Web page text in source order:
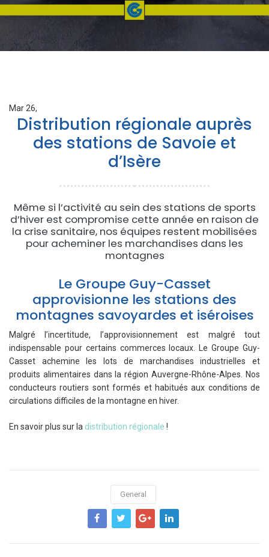
Mar 26,
Distribution régionale auprès
des stations de Savoie et
d’Isère
Même si l’activité au sein des stations de sports
d’hiver est compromise cette année en raison de
la crise sanitaire, nos équipes restent mobilisées
pour acheminer les marchandises dans les
montagnes
Le Groupe Guy-Casset
approvisionne les stations des
montagnes savoyardes et iséroises
Malgré l’incertitude, l’approvisionnement est malgré tout
indispensable pour certains commerces locaux. Le Groupe Guy-
Casset achemine les lots de marchandises industrielles et
produits alimentaires dans la région Auvergne-Rhône-Alpes. Nos
conducteurs routiers sont formés et habitués aux conditions de
circulations difficiles de la montagne en hiver.
En savoir plus sur la distribution régionale !
General